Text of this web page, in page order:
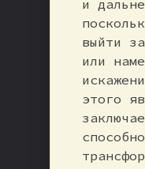
и
выйти
или
этого